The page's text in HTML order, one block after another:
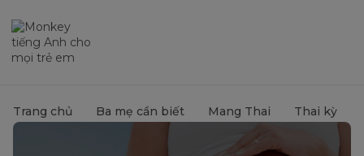
Trang chủ Ba mẹ cần biết Mang Thai Thai kỳ